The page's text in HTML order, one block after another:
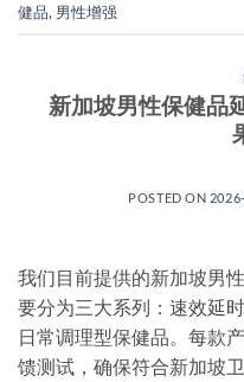
健品, 男性增强
新加坡男性保健品
POSTED ON
我们目前提供的新加坡男
要分为三大系列：速效延
日常调理型保健品。每款
馈测试，确保符合新加坡